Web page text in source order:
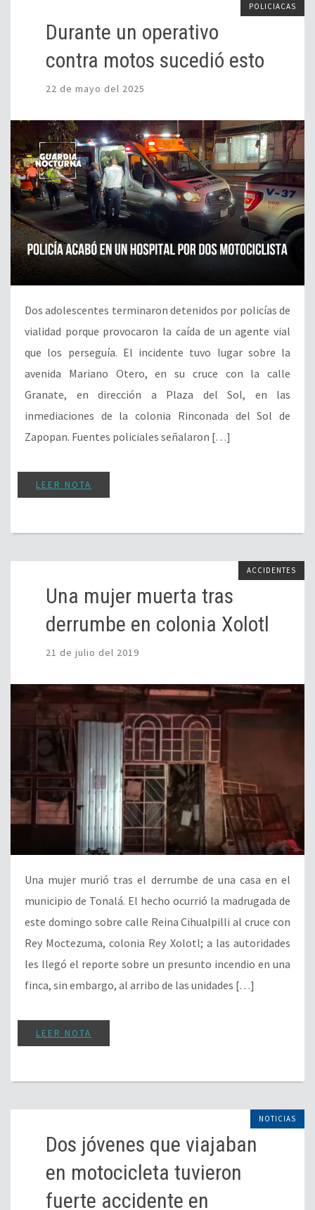
POLICIACAS
Durante un operativo
contra motos sucedió esto
22 de mayo del 2025
Dos adolescentes terminaron detenidos por policías de
vialidad porque provocaron la caída de un agente vial
que los perseguía. El incidente tuvo lugar sobre la
avenida Mariano Otero, en su cruce con la calle
Granate, en dirección a Plaza del Sol, en las
inmediaciones de la colonia Rinconada del Sol de
Zapopan. Fuentes policiales señalaron […]
LEER NOTA
ACCIDENTES
Una mujer muerta tras
derrumbe en colonia Xolotl
21 de julio del 2019
Una mujer murió tras el derrumbe de una casa en el
municipio de Tonalá. El hecho ocurrió la madrugada de
este domingo sobre calle Reina Cihualpilli al cruce con
Rey Moctezuma, colonia Rey Xolotl; a las autoridades
les llegó el reporte sobre un presunto incendio en una
finca, sin embargo, al arribo de las unidades […]
LEER NOTA
NOTICIAS
Dos jóvenes que viajaban
en motocicleta tuvieron
fuerte accidente en